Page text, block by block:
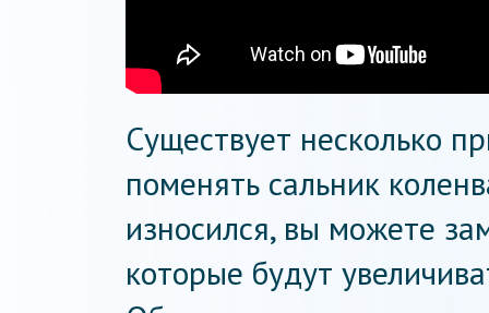
Существует несколько
поменять сальник
износился, вы можете
которые будут